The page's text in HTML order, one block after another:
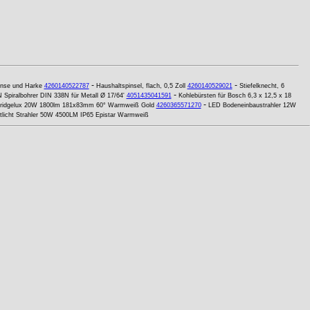
und Harke 4260140522787- Haushaltspinsel, flach, 0,5 Zoll 4260140529021- Stiefelknecht, 6
Spiralbohrer DIN 338N für Metall Ø 17/64' 4051435041591- Kohlebürsten für Bosch 6,3 x 12,5 x 18
20W 1800lm 181x83mm 60° Warmweiß Gold 4260365571270- LED Bodeneinbaustrahler 12W
Strahler 50W 4500LM IP65 Epistar Warmweiß